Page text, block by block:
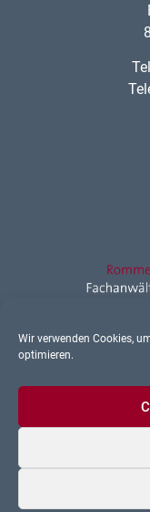
Wir verwenden Cookies,
optimieren.